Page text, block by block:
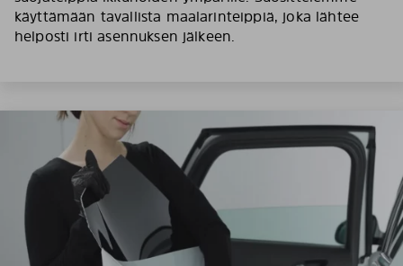
käyttämään tavallista maalarinteippiä, joka lähtee
helposti irti asennuksen jälkeen.